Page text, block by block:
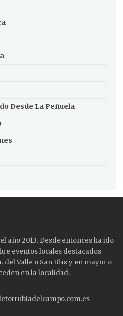
Desde La Peñuela
año 2013. Desde entonces ha ido
eventos locales destacados
del Valle o San Blas y en mayor o
en la localidad.